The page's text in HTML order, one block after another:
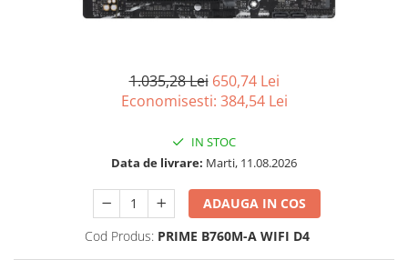
Cerneală & Cap de Printare
Consumabile - toner
Imprimante Large Format Printer
Accesorii Large Format
1.035,28 Lei 650,74 Lei
Economisesti: 384,54 Lei
IN STOC
Data de livrare: Marti, 11.08.2026
ADAUGA IN COS
Cod Produs: PRIME B760M-A WIFI D4